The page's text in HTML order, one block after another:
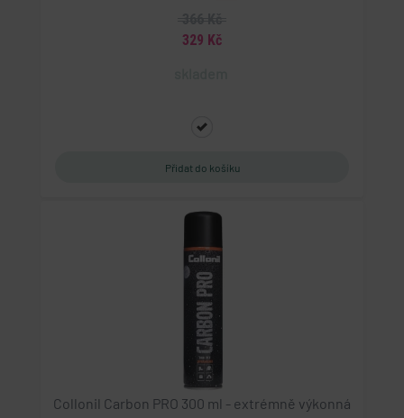
329 Kč
Collonil Carbon PRO 300 ml - extrémně výkonná